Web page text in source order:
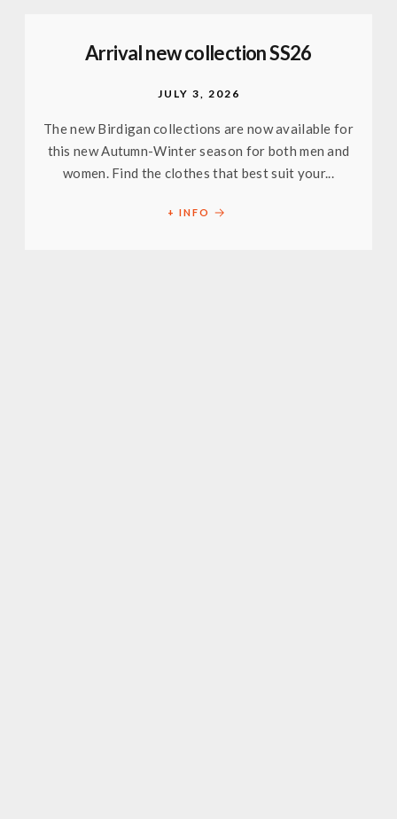
Arrival new collection SS26
JULY 3, 2026
The new Birdigan collections are now available for
this new Autumn-Winter season for both men and
women. Find the clothes that best suit your...
+ INFO